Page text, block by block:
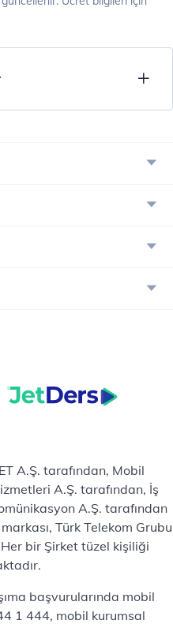
A.Ş. tarafından, Mobil
A.Ş. tarafından, İş
A.Ş. tarafından
Türk Telekom Grubu
bir Şirket tüzel kişiliği
başvurularında mobil
1 444, mobil kurumsal